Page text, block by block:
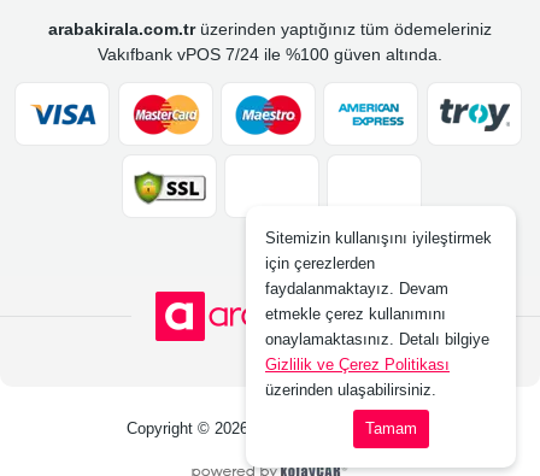
arabakirala.com.trüzerinden yaptığınız tüm ödemeleriniz
Vakıfbank vPOS 7/24 ile %100 güven altında.
Sitemizin kullanışını iyileştirmek
için çerezlerden
faydalanmaktayız. Devam
etmekle çerez kullanımını
onaylamaktasınız. Detalı bilgiye
Gizlilik ve Çerez Politikası
üzerinden ulaşabilirsiniz.
Tamam
Copyright © 2026 www.arabakirala.com.tr